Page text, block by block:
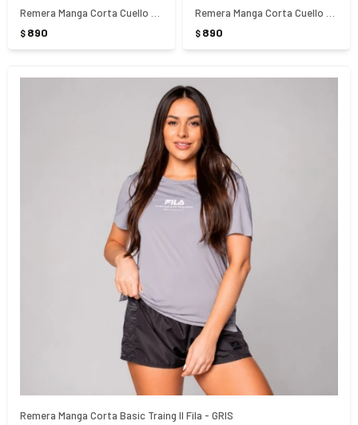
Remera Manga Corta Cuello En V Basic Azul Fila - AZUL
$ 890
Remera Manga Corta Cuello En V De Algodón - ARENA
$ 890
Remera Manga Corta Basic Traing ll Fila - GRIS